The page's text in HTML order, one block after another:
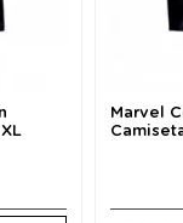
Marvel